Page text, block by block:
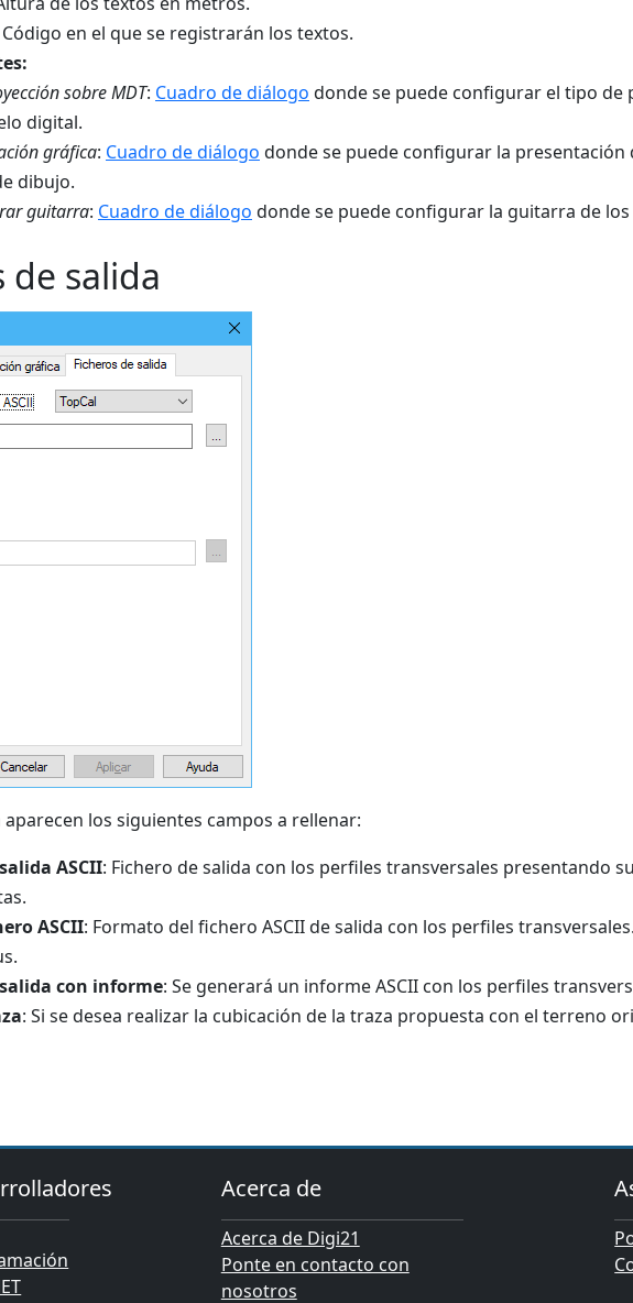
Código en el que se registrarán los textos.
sobre MDT: Cuadro de diálogo donde se puede configurar el tipo de
digital.
gráfica: Cuadro de diálogo donde se puede configurar la presentación
dibujo.
guitarra: Cuadro de diálogo donde se puede configurar la guitarra de
de salida
aparecen los siguientes campos a rellenar:
ASCII: Fichero de salida con los perfiles transversales presentando
ASCII: Formato del fichero ASCII de salida con los perfiles
con informe: Se generará un informe ASCII con los perfiles
: Si se desea realizar la cubicación de la traza propuesta con el terreno
Acerca de
Acerca de Digi21
Ponte en contacto con
nosotros